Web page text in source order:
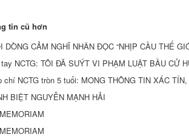
tin cũ hơn
DÒNG CẢM NGHĨ NHÂN ĐỌC “NHỊP CẦU THẾ
NCTG: TÔI ĐÃ SUÝT VI PHẠM LUẬT BẦU CỬ
chí NCTG tròn 5 tuổi: MONG THÔNG TIN XÁC
BIỆT NGUYỄN MẠNH HẢI